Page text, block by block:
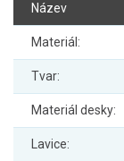
Název
Materiál:
Tvar:
Materiál desky:
Lavice: